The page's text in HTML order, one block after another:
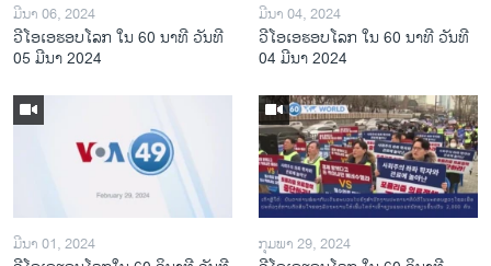
ມີນາ 06, 2024
ວີໂອເອຮອບໂລກ ໃນ 60 ນາທີ ວັນທີ
05 ມີນາ 2024
ມີນາ 04, 2024
ວີໂອເອຮອບໂລກ ໃນ 60 ນາທີ ວັນທີ
04 ມີນາ 2024
ມີນາ 01, 2024 ກຸມພາ 29, 2024